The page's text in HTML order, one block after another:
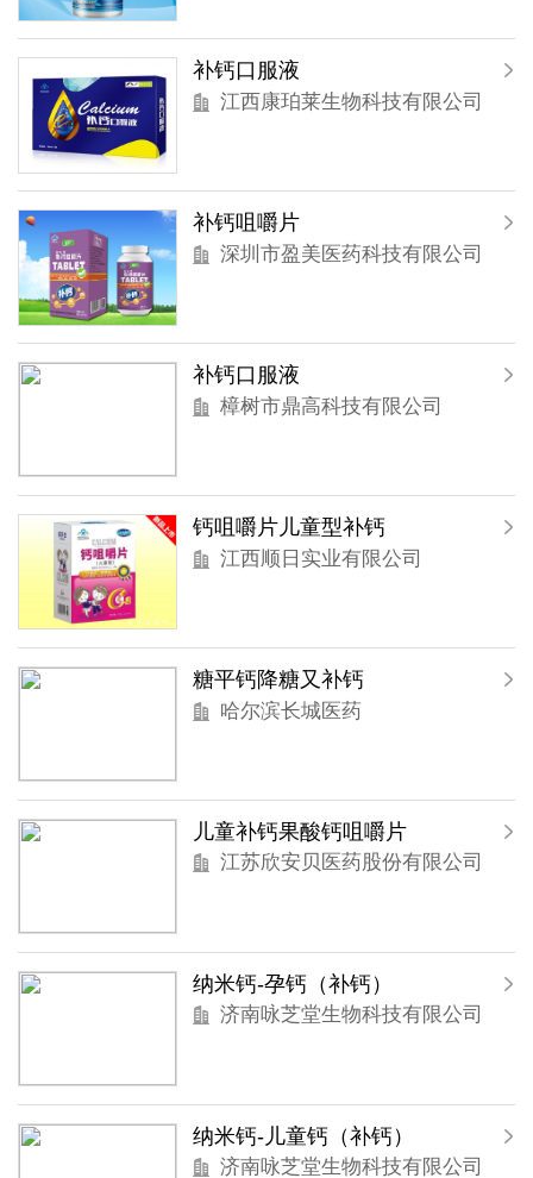
补钙口服液
江西康珀莱生物科技有限公司
补钙咀嚼片
深圳市盈美医药科技有限公司
补钙口服液
樟树市鼎高科技有限公司
钙咀嚼片儿童型补钙
江西顺日实业有限公司
糖平钙降糖又补钙
哈尔滨长城医药
儿童补钙果酸钙咀嚼片
江苏欣安贝医药股份有限公司
纳米钙-孕钙（补钙）
济南咏芝堂生物科技有限公司
纳米钙-儿童钙（补钙）
济南咏芝堂生物科技有限公司